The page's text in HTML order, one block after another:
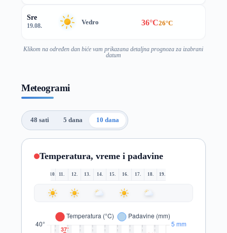
Sre
19.08. Vedro 36°C26°C
Klikom na određen dan biće vam prikazana detaljna prognoza za izabrani
datum
Meteogrami
48 sati 5 dana 10 dana
Temperatura, vreme i padavine
10. 11. 12. 13. 14. 15. 16. 17. 18. 19.